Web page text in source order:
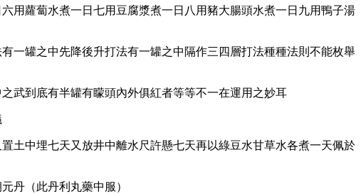
用蘿蔔水煮一日七用豆腐漿煮一日八用豬大腸頭水煮一日九用鴨子湯
一罐之中先降後升打法有一罐之中隔作三四層打法種種法則不能枚舉
武到底有半罐有矇頭內外俱紅者等等不一在運用之妙耳
土中埋七天又放井中離水尺許懸七天再以綠豆水甘草水各煮一天佩於
丹（此丹利丸藥中服）